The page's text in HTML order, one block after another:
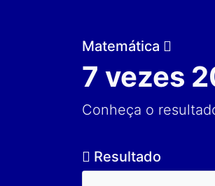
Matemática
7 vezes
Conheça o
Resultado